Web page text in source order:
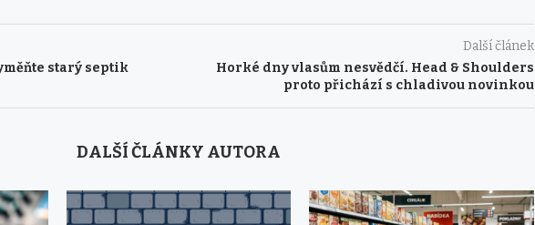
starý septik
Další článek
Horké dny vlasům nesvědčí. Head & Shoulders
proto přichází s chladivou novinkou
DALŠÍ ČLÁNKY AUTORA